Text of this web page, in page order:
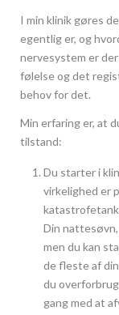
I min klinik gøres
egentlig er, og
nervesystem er
følelse og det
behov for det.
Min erfaring er, at
tilstand:
Du starter i
virkelighed er
Din
men du kan
de fleste af
du
gang med at